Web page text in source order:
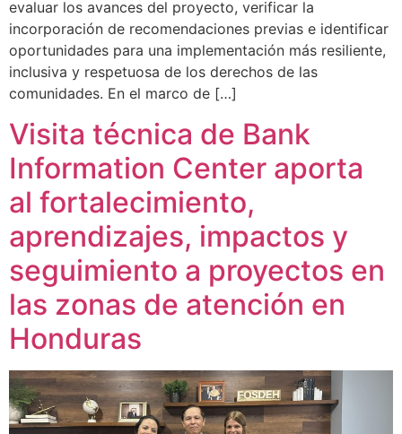
evaluar los avances del proyecto, verificar la
incorporación de recomendaciones previas e identificar
oportunidades para una implementación más resiliente,
inclusiva y respetuosa de los derechos de las
comunidades. En el marco de […]
Visita técnica de Bank
Information Center aporta
al fortalecimiento,
aprendizajes, impactos y
seguimiento a proyectos en
las zonas de atención en
Honduras